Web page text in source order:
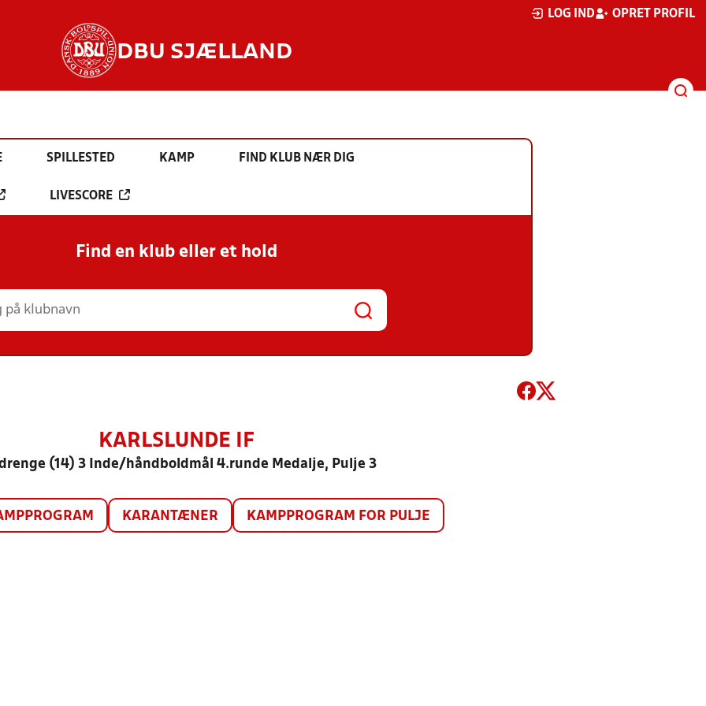
LOG IND OPRET PROFIL
DBU SJÆLLAND
SPILLESTED KAMP FIND KLUB NÆR DIG
LIVESCORE
Find en klub eller et hold
KARLSLUNDE IF
(14) 3 Inde/håndboldmål 4.runde Medalje, Pulje 3
KARANTÆNER KAMPPROGRAM FOR PULJE